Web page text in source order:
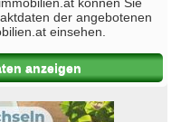
der angebotenen
einsehen.
anzeigen